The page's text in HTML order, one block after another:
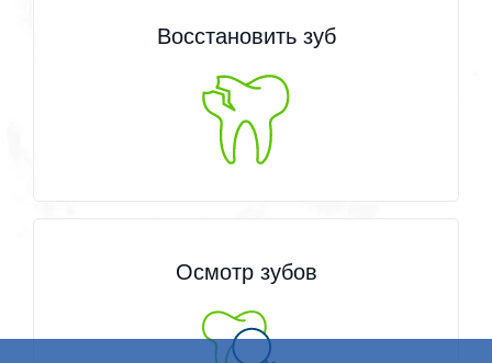
Восстановить зуб
Осмотр зубов